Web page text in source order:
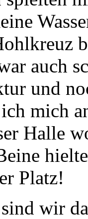
auch
und
mich
Halle
Platz!
wir